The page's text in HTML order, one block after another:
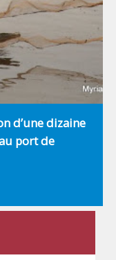
d’une dizaine
port de